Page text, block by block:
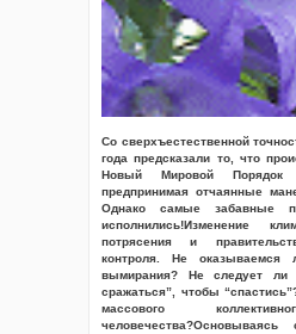
Со сверхъестественной
года предсказали то, что
Новый Мировой
предпринимая отчаянные
Однако самые забавные
исполнились!Изменение
потрясения и
контроля. Не
вымирания? Не следует ли
сражаться”, чтобы
массового